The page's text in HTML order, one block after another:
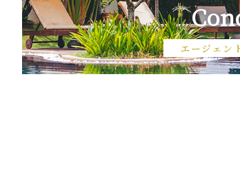
エージェン